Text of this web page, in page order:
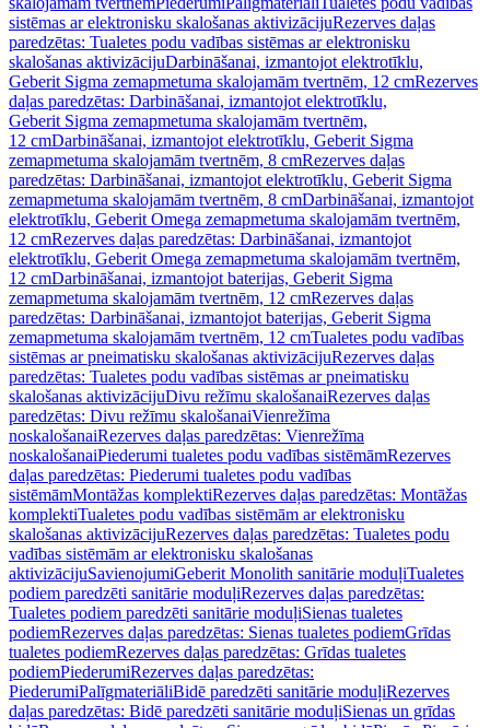
sistēmas ar elektronisku skalošanas aktivizācijuRezerves daļas
paredzētas: Tualetes podu vadības sistēmas ar elektronisku
skalošanas aktivizācijuDarbināšanai, izmantojot elektrotīklu,
Geberit Sigma zemapmetuma skalojamām tvertnēm, 12 cmRezerves
daļas paredzētas: Darbināšanai, izmantojot elektrotīklu,
Geberit Sigma zemapmetuma skalojamām tvertnēm,
12 cmDarbināšanai, izmantojot elektrotīklu, Geberit Sigma
zemapmetuma skalojamām tvertnēm, 8 cmRezerves daļas
paredzētas: Darbināšanai, izmantojot elektrotīklu, Geberit Sigma
zemapmetuma skalojamām tvertnēm, 8 cmDarbināšanai, izmantojot
elektrotīklu, Geberit Omega zemapmetuma skalojamām tvertnēm,
12 cmRezerves daļas paredzētas: Darbināšanai, izmantojot
elektrotīklu, Geberit Omega zemapmetuma skalojamām tvertnēm,
12 cmDarbināšanai, izmantojot baterijas, Geberit Sigma
zemapmetuma skalojamām tvertnēm, 12 cmRezerves daļas
paredzētas: Darbināšanai, izmantojot baterijas, Geberit Sigma
zemapmetuma skalojamām tvertnēm, 12 cmTualetes podu vadības
sistēmas ar pneimatisku skalošanas aktivizācijuRezerves daļas
paredzētas: Tualetes podu vadības sistēmas ar pneimatisku
skalošanas aktivizācijuDivu režīmu skalošanaiRezerves daļas
paredzētas: Divu režīmu skalošanaiVienrežīma
noskalošanaiRezerves daļas paredzētas: Vienrežīma
noskalošanaiPiederumi tualetes podu vadības sistēmāmRezerves
daļas paredzētas: Piederumi tualetes podu vadības
sistēmāmMontāžas komplektiRezerves daļas paredzētas: Montāžas
komplektiTualetes podu vadības sistēmām ar elektronisku
skalošanas aktivizācijuRezerves daļas paredzētas: Tualetes podu
vadības sistēmām ar elektronisku skalošanas
aktivizācijuSavienojumiGeberit Monolith sanitārie moduļiTualetes
podiem paredzēti sanitārie moduļiRezerves daļas paredzētas:
Tualetes podiem paredzēti sanitārie moduļiSienas tualetes
podiemRezerves daļas paredzētas: Sienas tualetes podiemGrīdas
tualetes podiemRezerves daļas paredzētas: Grīdas tualetes
podiemPiederumiRezerves daļas paredzētas:
PiederumiPalīgmateriāliBidē paredzēti sanitārie moduļiRezerves
daļas paredzētas: Bidē paredzēti sanitārie moduļiSienas un grīdas